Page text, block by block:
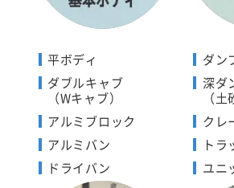
平ボディ
ダブルキャブ
（Wキャブ）
アルミブロック
アルミバン
ドライバン
ダン
深ダ
（
クレ
トラ
ユニ